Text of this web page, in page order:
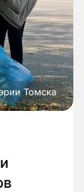
Томска